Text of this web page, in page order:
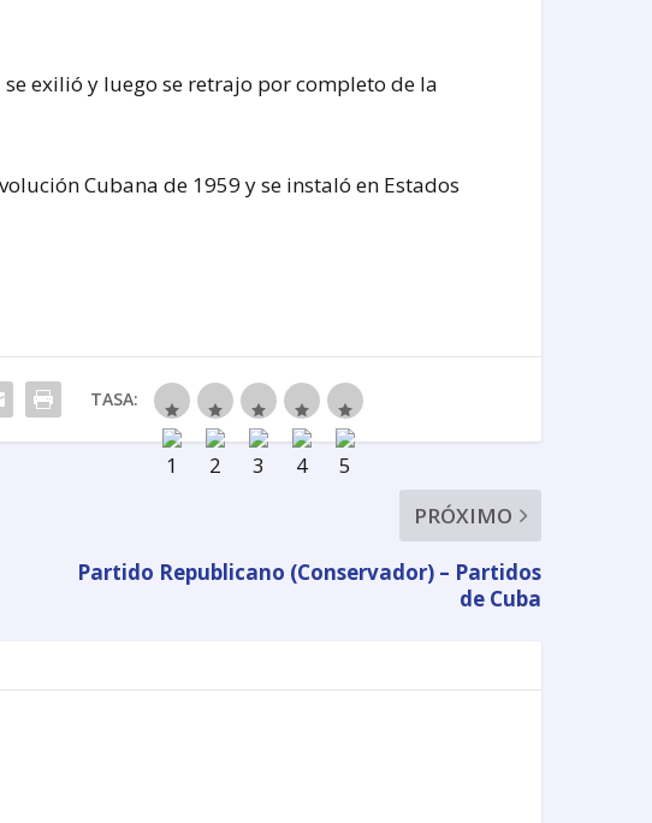
exilió y luego se retrajo por completo de la
Cubana de 1959 y se instaló en Estados
TASA:
PRÓXIMO
Partido Republicano (Conservador) – Partidos
de Cuba